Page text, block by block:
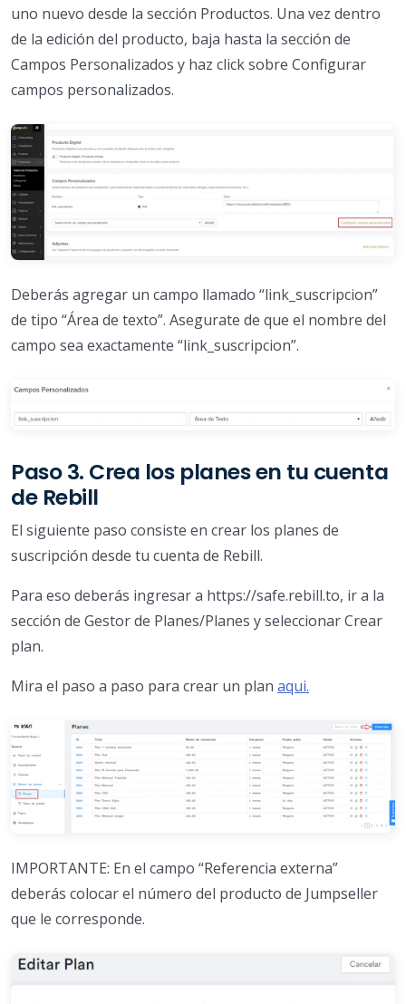
uno nuevo desde la sección Productos. Una vez dentro
de la edición del producto, baja hasta la sección de
Campos Personalizados y haz click sobre Configurar
campos personalizados.
Deberás agregar un campo llamado “link_suscripcion”
de tipo “Área de texto”. Asegurate de que el nombre del
campo sea exactamente “link_suscripcion”.
Paso 3. Crea los planes en tu cuenta
de Rebill
El siguiente paso consiste en crear los planes de
suscripción desde tu cuenta de Rebill.
Para eso deberás ingresar a https://safe.rebill.to, ir a la
sección de Gestor de Planes/Planes y seleccionar Crear
plan.
Mira el paso a paso para crear un plan aqui.
IMPORTANTE: En el campo “Referencia externa”
deberás colocar el número del producto de Jumpseller
que le corresponde.